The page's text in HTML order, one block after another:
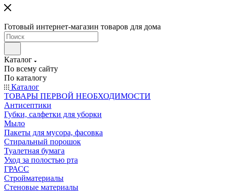
Готовый интернет-магазин товаров для дома
Каталог
По всему сайту
По каталогу
Каталог
ТОВАРЫ ПЕРВОЙ НЕОБХОДИМОСТИ
Антисептики
Губки, салфетки для уборки
Мыло
Пакеты для мусора, фасовка
Стиральный порошок
Туалетная бумага
Уход за полостью рта
ГРАСС
Стройматериалы
Стеновые материалы